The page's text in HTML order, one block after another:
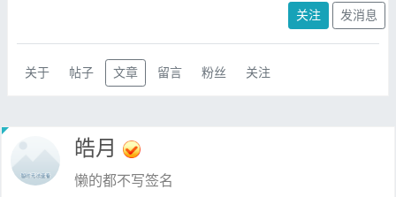
关注 发消息
关于 帖子 文章 留言 粉丝 关注
皓月
懒的都不写签名